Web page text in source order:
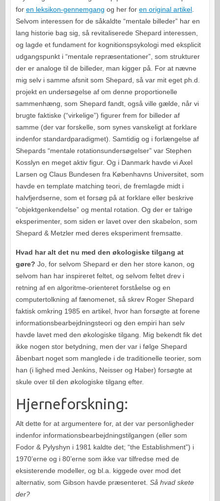
for en leksikon-gennemgang og her for en original artikel.
Selvom interessen for de såkaldte “mentale billeder” har en
lang historie bag sig, så revitaliserede Shepard interessen,
og lagde et fundament for kognitionspsykologi med eksplicit
udgangspunkt i “mentale repræsentationer”, som strukturer
der er analoge til de billeder, man kigger på. For at nævne
mig selv i samme afsnit som Shepard, så var mit eget ph.d.
projekt en undersøgelse af om denne proportionelle
sammenhæng, som Shepard fandt, også ville gælde, når vi
brugte faktiske (“virkelige”) figurer frem for billeder af
samme (der var forskelle, som synes vanskeligt at forklare
indenfor standardparadigmet). Samtidig og i forlængelse af
Shepards “mentale rotationsundersøgelser” var Stephen
Kosslyn en meget aktiv figur. Og i Danmark havde vi Axel
Larsen og Claus Bundesen fra Københavns Universitet, som
havde en template matching teori, de fremlagde midt i
halvfjerdserne, som et forsøg på at forklare eller beskrive
“objektgenkendelse” og mental rotation. Og der er talrige
eksperimenter, som siden er lavet over den skabelon, som
Shepard & Metzler med deres eksperiment fremsatte.
Hvad har alt det nu med den økologiske tilgang at
gøre? Jo, for selvom Shepard er den her store kanon, og
selvom han har inspireret feltet, og selvom feltet drev i
retning af en algoritme-orienteret forståelse og en
computertolkning af fænomenet, så skrev Roger Shepard
faktisk omkring 1985 en artikel, hvor han forsøgte at forene
informationsbearbejdningsteori og den empiri han selv
havde lavet med den økologiske tilgang. Mig bekendt fik det
ikke nogen stor betydning, men der var i følge Shepard
åbenbart noget som manglede i de traditionelle teorier, som
han (i lighed med Jenkins, Neisser og Haber) forsøgte at
skule over til den økologiske tilgang efter.
Hjerneforskning:
Alt dette for at argumentere for, at der var personligheder
indenfor informationsbearbejdningstilgangen (eller som
Fodor & Pylyshyn i 1981 kaldte det; “the Establishment”) i
1970’erne og i 80’erne som ikke var tilfredse med de
eksisterende modeller, og bl.a. kiggede over mod det
alternativ, som Gibson havde præsenteret. Så hvad skete
der?